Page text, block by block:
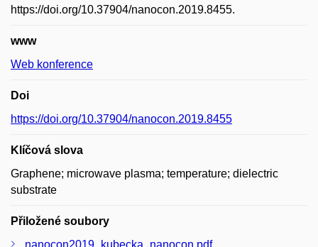
https://doi.org/10.37904/nanocon.2019.8455.
www
Web konference
Doi
https://doi.org/10.37904/nanocon.2019.8455
Klíčová slova
Graphene; microwave plasma; temperature; dielectric
substrate
Přiložené soubory
nanocon2019_kubecka_nanocon.pdf